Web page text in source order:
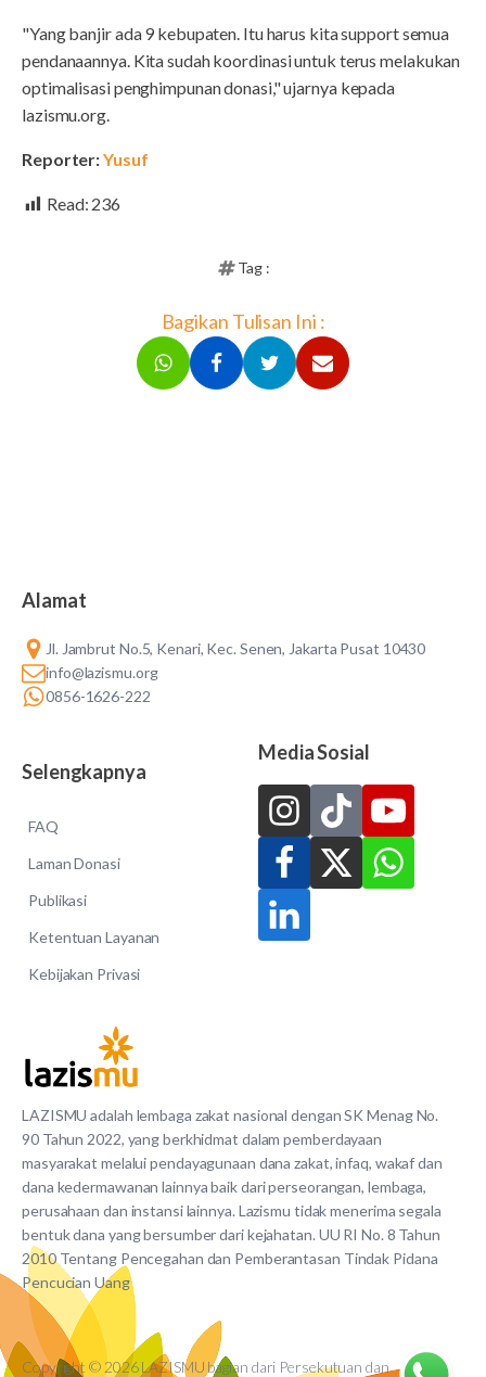
"Yang banjir ada 9 kebupaten. Itu harus kita support semua
pendanaannya. Kita sudah koordinasi untuk terus melakukan
optimalisasi penghimpunan donasi," ujarnya kepada
lazismu.org.
Reporter:Yusuf
Read: 236
Tag :
Bagikan Tulisan Ini :
LAZISMU adalah lembaga zakat nasional dengan SK Menag No.
90 Tahun 2022, yang berkhidmat dalam pemberdayaan
masyarakat melalui pendayagunaan dana zakat, infaq, wakaf dan
dana kedermawanan lainnya baik dari perseorangan, lembaga,
perusahaan dan instansi lainnya. Lazismu tidak menerima segala
bentuk dana yang bersumber dari kejahatan. UU RI No. 8 Tahun
2010 Tentang Pencegahan dan Pemberantasan Tindak Pidana
Pencucian Uang
Alamat
Jl. Jambrut No.5, Kenari, Kec. Senen, Jakarta Pusat 10430
info@lazismu.org
0856-1626-222
Selengkapnya
FAQ
Laman Donasi
Publikasi
Ketentuan Layanan
Kebijakan Privasi
Media Sosial
Copyright © 2026 LAZISMU bagian dari Persekutuan dan